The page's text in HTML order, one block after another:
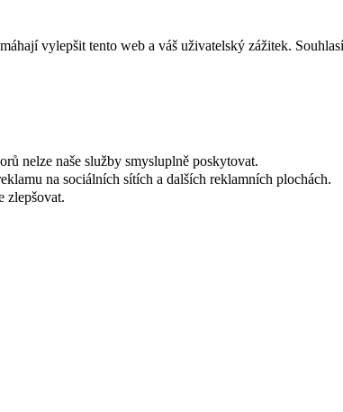
vylepšit tento web a váš uživatelský zážitek.
nelze naše služby smysluplně poskytovat.
na sociálních sítích a dalších reklamních plochách.
zlepšovat.